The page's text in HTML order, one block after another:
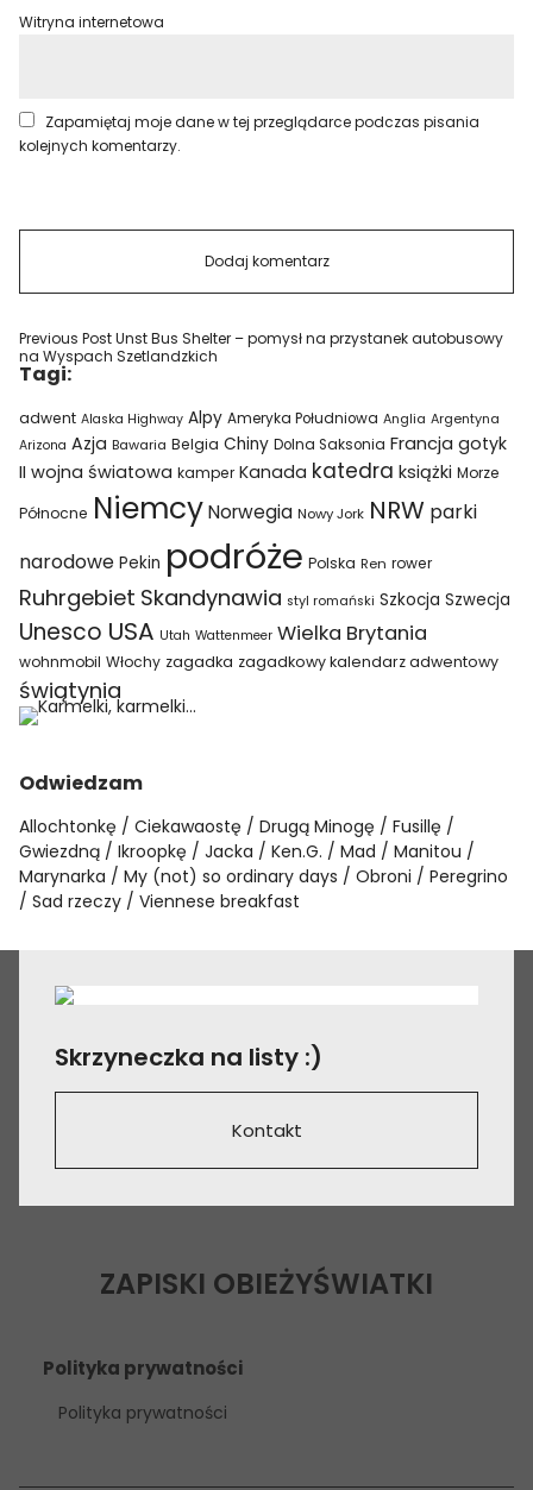
Witryna internetowa
Zapamiętaj moje dane w tej przeglądarce podczas pisania
kolejnych komentarzy.
Previous PostUnst Bus Shelter – pomysł na przystanek autobusowy
na Wyspach Szetlandzkich
Tagi:
adwent Alaska Highway Alpy Ameryka Południowa Anglia Argentyna
Arizona Azja Bawaria Belgia Chiny Dolna Saksonia Francja gotyk
II wojna światowa kamper Kanada katedra książki Morze
Północne Niemcy Norwegia Nowy Jork NRW parki
narodowe Pekin podróże Polska Ren rower
Ruhrgebiet Skandynawia styl romański Szkocja Szwecja
Unesco USA Utah Wattenmeer Wielka Brytania
wohnmobil Włochy zagadka zagadkowy kalendarz adwentowy
świątynia
Odwiedzam
Allochtonkę Ciekawaostę Drugą Minogę
Fusillę
Gwiezdną
Ikroopkę Jacka Ken.G. Mad
Manitou
Marynarka
My (not) so ordinary days Obroni
Peregrino
Sad rzeczy
Viennese breakfast
Skrzyneczka na listy :)
Kontakt
ZAPISKI OBIEŻYŚWIATKI
Polityka prywatności
Polityka prywatności